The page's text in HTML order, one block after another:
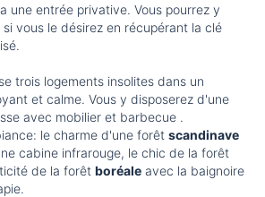
une entrée privative. Vous pourrez y
vous le désirez en récupérant la clé
trois logements insolites dans un
et calme. Vous y disposerez d'une
avec mobilier et barbecue .
le charme d'une forêt scandinave
cabine infrarouge, le chic de la forêt
de la forêt boréale avec la baignoire